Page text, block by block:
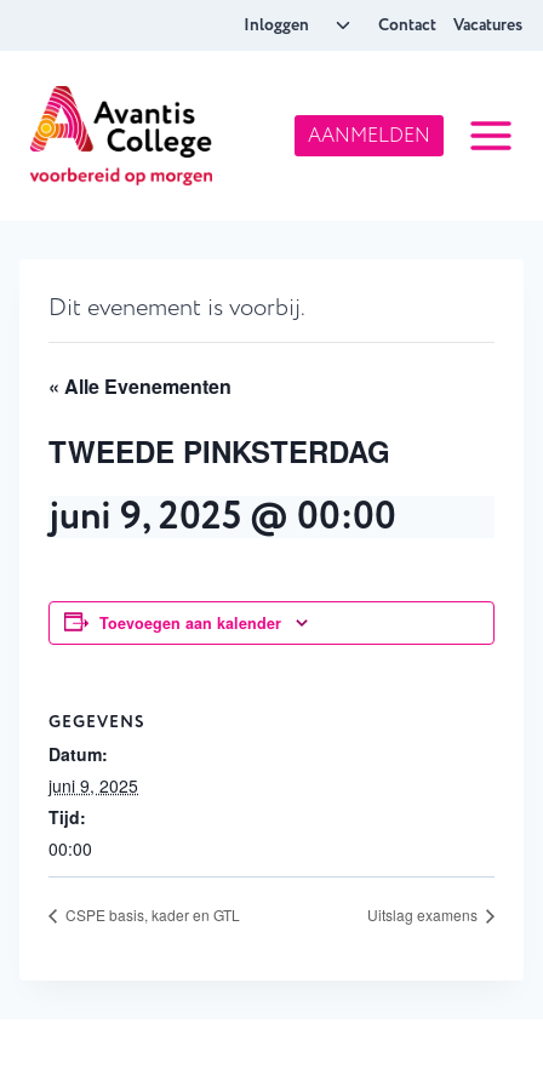
inhoud
Inloggen
ToggleContact Vacatures
AANMELDEN
Dit evenement is voorbij.
« Alle Evenementen
TWEEDE PINKSTERDAG
juni 9, 2025 @ 00:00
Toevoegen aan kalender
GEGEVENS
Datum:
juni 9, 2025
Tijd:
00:00
CSPE basis, kader en GTL Uitslag examens